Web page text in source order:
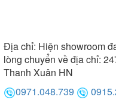
Địa chỉ: Hiện showroom
lòng chuyển về địa chỉ:
Thanh Xuân HN
0971.048.739